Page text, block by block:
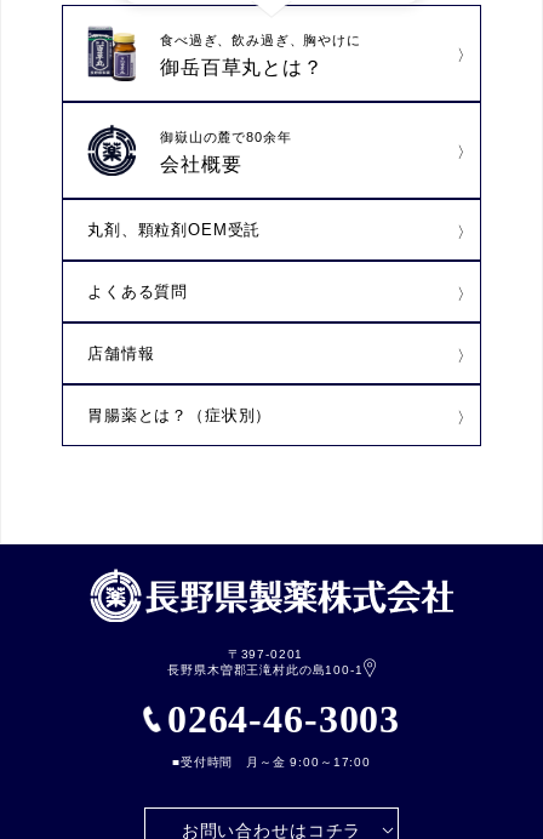
食べ過ぎ、飲み過ぎ、胸やけに
御岳百草丸とは？
御嶽山の麓で80余年
会社概要
丸剤、顆粒剤OEM受託
よくある質問
店舗情報
胃腸薬とは？（症状別）
〒397-0201
長野県木曽郡王滝村此の島100-1
0264-46-3003
■受付時間 月～金 9:00～17:00
お問い合わせはコチラ